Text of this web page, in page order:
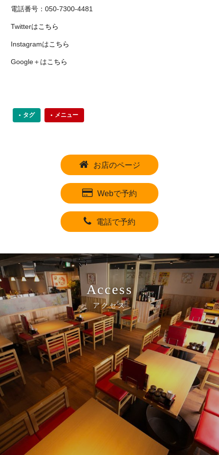
電話番号：050-7300-4481
Twitterはこちら
Instagramはこちら
Google＋はこちら
タグ メニュー
お店のページ
Webで予約
電話で予約
Access
アクセス